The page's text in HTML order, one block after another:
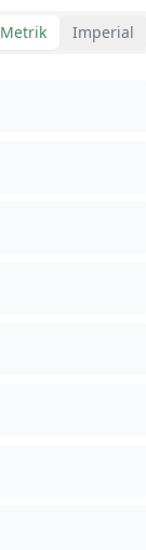
Metrik Imperial